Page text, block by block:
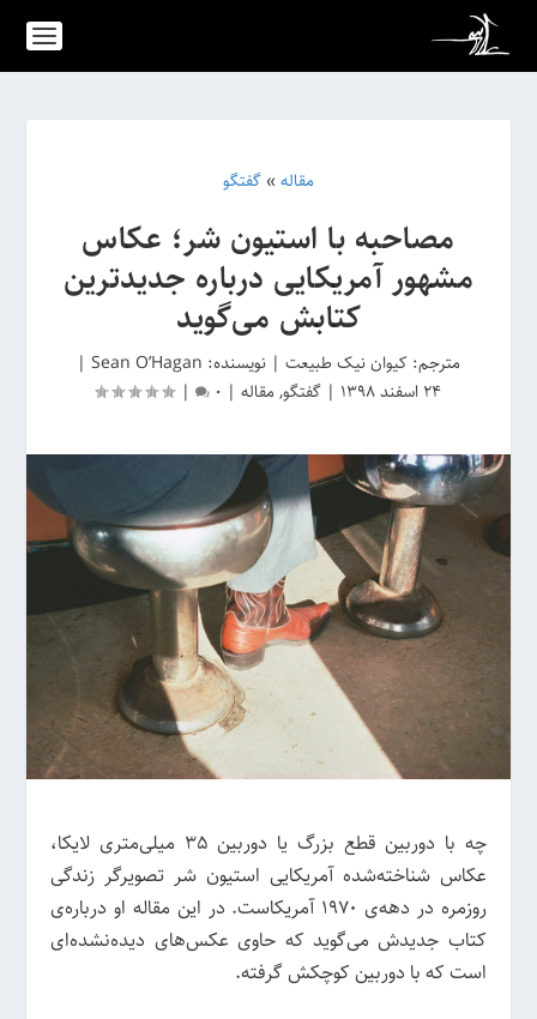
مقاله » گفتگو
مصاحبه با استیون شر؛ عکاس
مشهور آمریکایی درباره جدیدترین
کتابش می‌گوید
مترجم: کیوان نیک طبیعت | نویسنده: Sean O’Hagan
|
24 اسفند 1398
|گفتگو, مقاله |
0
|
چه با دوربین قطع بزرگ یا دوربین 35 میلی‌متری لایکا،
عکاس شناخته‌شده آمریکایی استیون شر تصویرگر زندگی
روزمره در دهه‌ی 1970 آمریکاست. در این مقاله او درباره‌ی
کتاب جدیدش می‌گوید که حاوی عکس‌های دیده‌نشده‌ای
است که با دوربین کوچکش گرفته.